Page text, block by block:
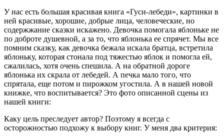
У нас есть большая красивая книга «Гуси-лебеди», картинки в
ней красивые, хорошие, добрые лица, человеческие, но
содержжание сказки искажено. Девочка помогала яблоньке не
по доброте душевной, а за то, что яблонька ее спрячет. Мы все
помним сказку, как девочка бежала искала братца, встретила
яблоньку, которая стонала под тяжестью яблок и помогла ей,
сжалилась, хотя очень спешила. А на обратной дороге
яблонька их скрала от лебедей. А печка мало того, что
спрятала, еще потом и пирожком угостила. А в нашей новой
книжке, что воспитывается? Это фото описанной сцены из
нашей книги:
Каку цель преследует автор? Поэтому я всегда с
осторожностью подхожу к выбору книг. У меня два критерия: